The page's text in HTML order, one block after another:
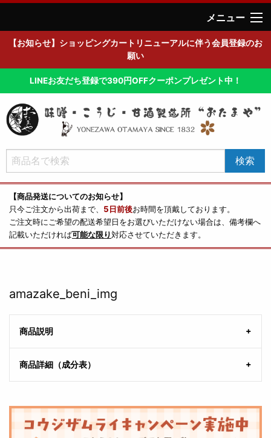
メニュー
【お知らせ】ショッピングカートリニューアルに伴う会員登録のお
願い
LINEお友だち登録で390円OFFクーポンプレゼント中！
【商品発送についてのお知らせ】
只今ご注文から出荷まで、 5日前後お時間を頂戴しております。
ご注文時にご希望の配送希望日をお選びいただけない場合は、備考欄へ
記載いただければ可能な限り対応させていただきます。
amazake_beni_img
商品説明
商品詳細（成分表）